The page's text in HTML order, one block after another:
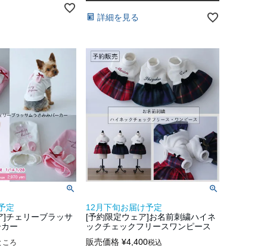
詳細を見る
定
]チェリーブラッサ
ー
ころ
12月下旬お届け予定
[予約限定ウェア]お名前刺繍ハイネ
ックチェックフリースワンピース
販売価格 ¥4,400税込